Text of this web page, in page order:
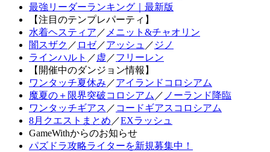
最強リーダーランキング｜最新版
【注目のテンプレパーティ】
水着ヘスティア ／ メニット&チャオリン
闇スザク ／ ロゼ／アッシュ ／ ジノ
ラインハルト ／ 虚 ／フリーレン
【開催中のダンジョン情報】
ワンタッチ夏休み ／アイランドコロシアム
魔夏の＋限界突破コロシアム ／ ノーランド降臨
ワンタッチギアス ／ コードギアスコロシアム
8月クエストまとめ ／EXラッシュ
GameWithからのお知らせ
パズドラ攻略ライターを新規募集中！